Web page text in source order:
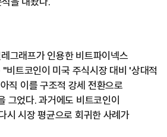
그래프가 인용한 비트파이넥스
트코인이 미국 주식시장 대비 '상대적
직 이를 구조적 강세 전환으로
그었다. 과거에도 비트코인이
시 시장 평균으로 회귀한 사례가